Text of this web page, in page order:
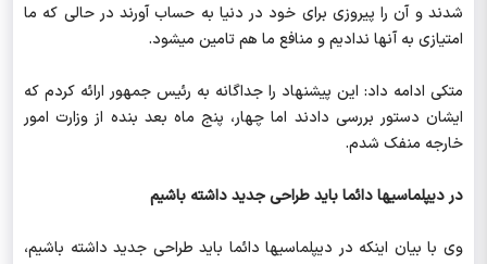
شدند و آن را پیروزی برای خود در دنیا به حساب آورند در حالی که ما
امتیازی به آنها ندادیم و منافع ما هم تامین می‎شود.
متکی ادامه داد: این پیشنهاد را جداگانه به رئیس جمهور ارائه کردم که
ایشان دستور بررسی دادند اما چهار، پنج ماه بعد بنده از وزارت امور
خارجه منفک شدم.
در دیپلماسی‎ها دائما باید طراحی جدید داشته باشیم
وی با بیان اینکه در دیپلماسی‎ها دائما باید طراحی جدید داشته باشیم،